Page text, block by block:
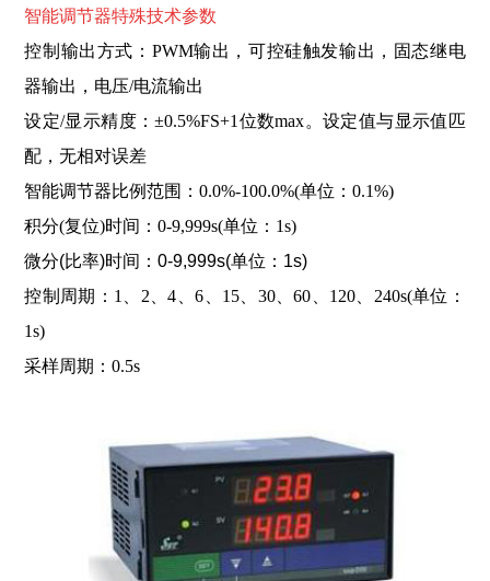
智能调节器特殊技术参数
控制输出方式：PWM输出，可控硅触发输出，固态继电
器输出，电压/电流输出
设定/显示精度：±0.5%FS+1位数max。设定值与显示值匹
配，无相对误差
智能调节器比例范围：0.0%-100.0%(单位：0.1%)
积分(复位)时间：0-9,999s(单位：1s)
微分(比率)时间：0-9,999s(单位：1s)
控制周期：1、2、4、6、15、30、60、120、240s(单位：
1s)
采样周期：0.5s